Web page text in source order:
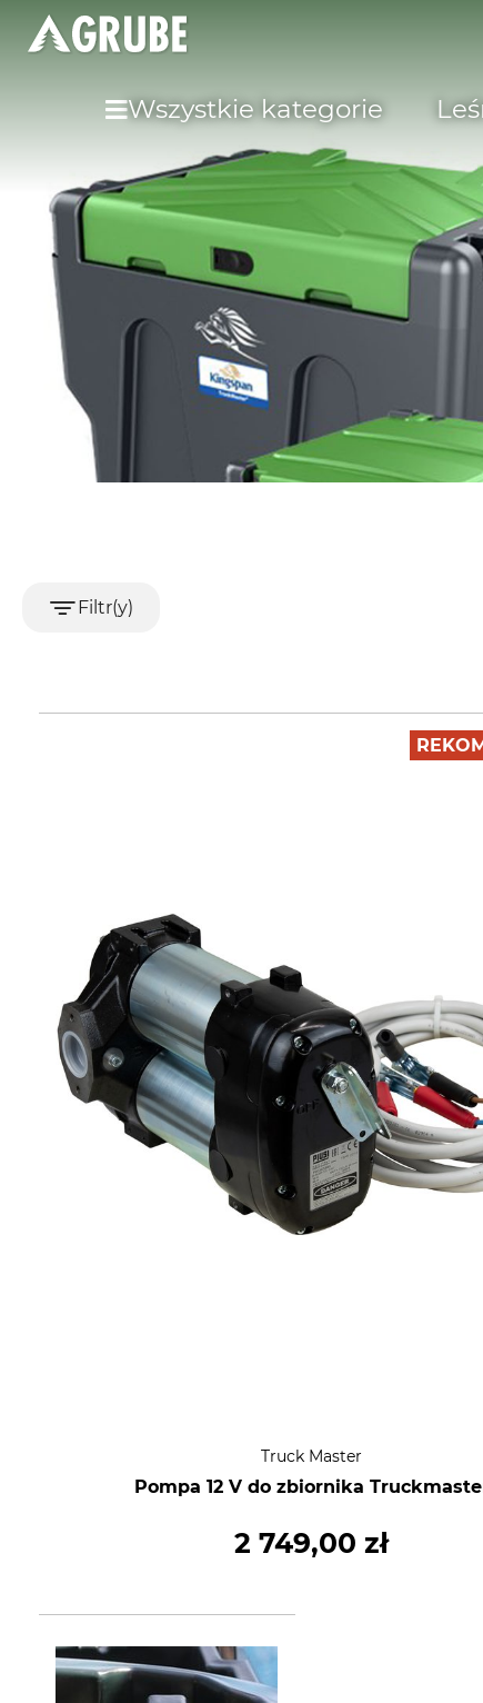
Wszystkie kategorie
Filtr(y)
Truck Master
Pompa 12 V do zbiornika
2 749,00 zł